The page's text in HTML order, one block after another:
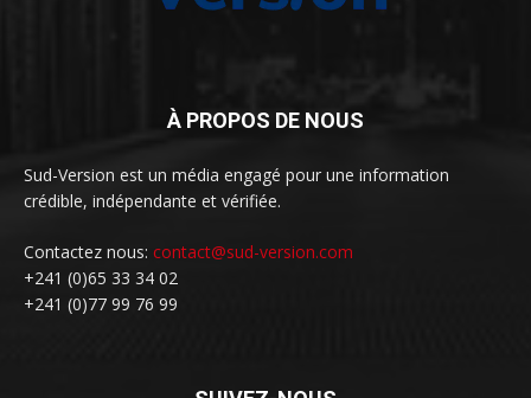
À PROPOS DE NOUS
Sud-Version est un média engagé pour une information
crédible, indépendante et vérifiée.
Contactez nous: contact@sud-version.com
+241 (0)65 33 34 02
+241 (0)77 99 76 99